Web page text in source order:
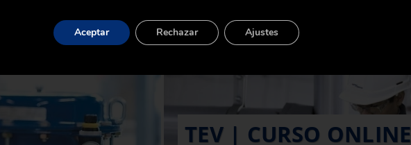
TEV | CURSO ONLINE
Aceptar Rechazar Ajustes